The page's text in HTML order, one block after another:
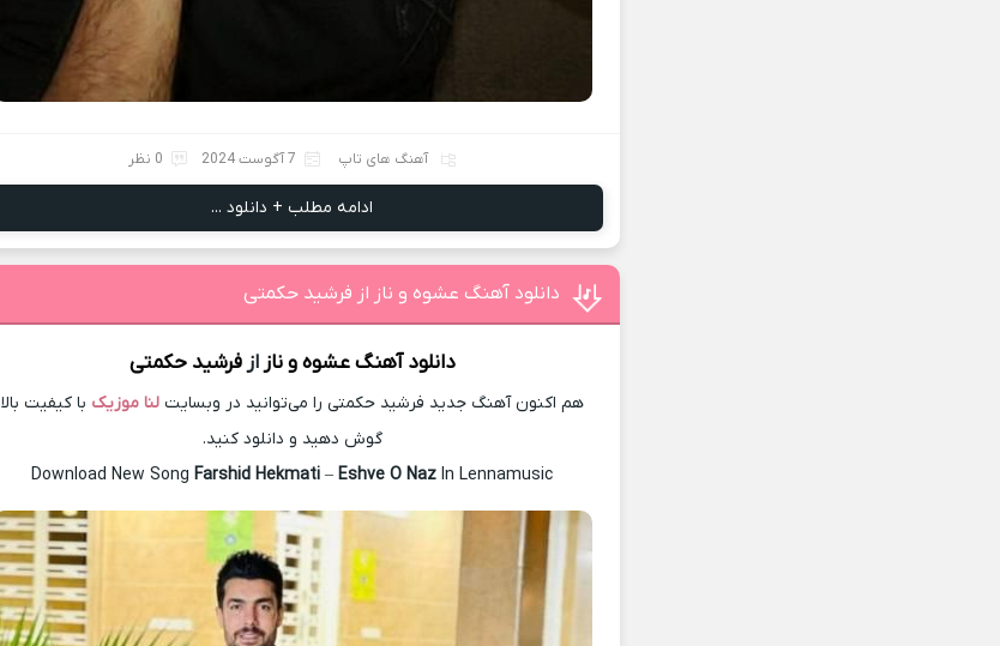
آهنگ های تاپ 7 آگوست 2024 0 نظر
ادامه مطلب + دانلود ...
دانلود آهنگ عشوه و ناز از فرشید حکمتی
دانلود آهنگعشوه و نازازفرشید حکمتی
هم اکنون آهنگ جدید فرشید حکمتی را می‌توانید در وبسایتلنا موزیک با کیفیت بالا
گوش دهید و دانلود کنید.
Download New SongFarshid Hekmati –Eshve O Naz In Lennamusic